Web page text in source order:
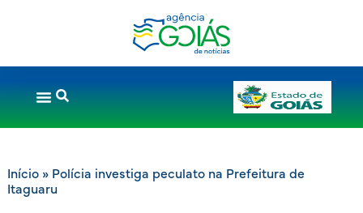
Início» Polícia investiga peculato na Prefeitura de
Itaguaru